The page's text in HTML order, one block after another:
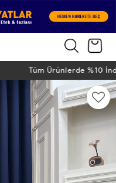
Tüm Ürünlerde %10